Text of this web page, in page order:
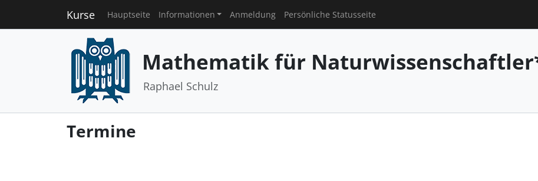
Kurse Hauptseite Informationen Anmeldung Persönliche Statusseite
Mathematik für
Raphael Schulz
Termine